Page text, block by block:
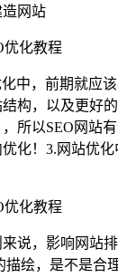
网站
优化教程
中，前期就应
构，以及更好
所以SEO网站
化！ 3.网站优
优化教程
说，影响网站
描绘，是不是合